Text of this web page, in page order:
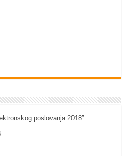
poslovanja 2018″